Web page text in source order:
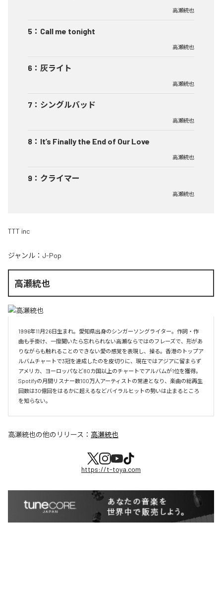
高瀬統也
5 ： Call me tonight
高瀬統也
6 ： 灰ライト
高瀬統也
7 ： シングルバッド
高瀬統也
8 ： It’s Finally the End of Our Love
高瀬統也
9 ： クライマー
高瀬統也
TTT inc
ジャンル： J-Pop
高瀬統也
1996年11月26日生まれ。愛知県出身のシンガーソングライター。作詞・作
曲も手掛け、一度聞いたら忘れられない高瀬ならではのフレーズで、形があ
りながらも触れることのできない愛の感覚を表現し、操る。香港のトップア
ルバムチャートで3冠を達成したのを皮切りに、現在ではアジアに留まらず
アメリカ、ヨーロッパなど80カ国以上のチャートでアルバムが1位を獲得。
Spotifyの月間リスナー数100万人アーティストの常連となり、楽曲の総再生
回数は30億回をはるかに超えるなどバイラルヒットの勢いは止まるところ
を知らない。
高瀬統也の他のリリース： 高瀬統也
https://t-toya.com